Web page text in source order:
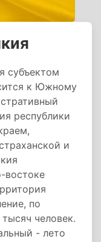
субъектом
к Южному
республики
и
востоке
по
человек.
- лето